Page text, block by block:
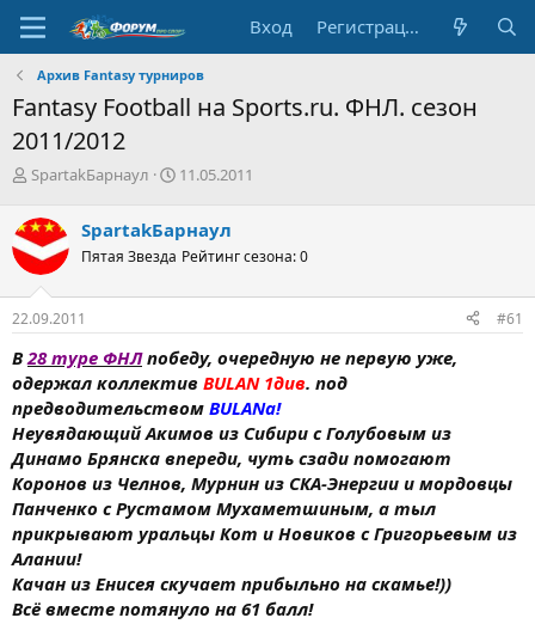
Вход Регистрация
Архив Fantasy турниров
Fantasy Football на Sports.ru. ФНЛ. сезон
2011/2012
А
т
о
р
т
е
м
SpartakБарнаул
Д
а
н
ч
л
а
11.05.2011
SpartakБарнаул
Пятая Звезда Рейтинг сезона: 0
22.09.2011 #61
В28 туре ФНЛпобеду, очередную не первую уже,
одержал коллектив BULAN 1див. под
предводительством BULANа!
Неувядающий Акимов из Сибири с Голубовым из
Динамо Брянска впереди, чуть сзади помогают
Коронов из Челнов, Мурнин из СКА-Энергии и мордовцы
Панченко с Рустамом Мухаметшиным, а тыл
прикрывают уральцы Кот и Новиков с Григорьевым из
Алании!
Качан из Енисея скучает прибыльно на скамье!))
Всё вместе потянуло на 61 балл!